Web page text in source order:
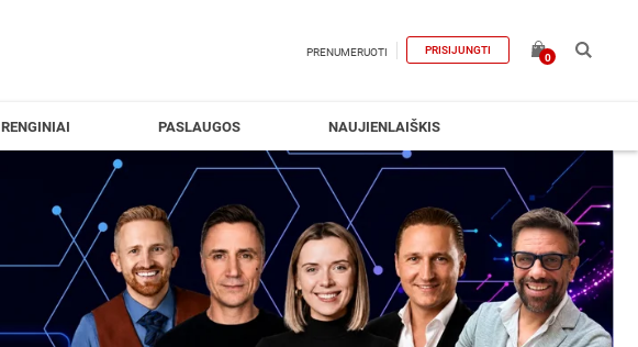
PRENUMERUOTI PRISIJUNGTI
0
RENGINIAI PASLAUGOS NAUJIENLAIŠKIS